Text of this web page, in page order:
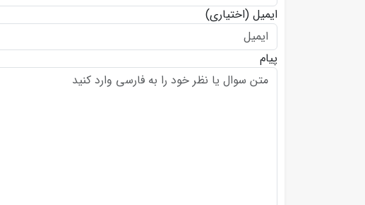
ایمیل (اختیاری)
پیام